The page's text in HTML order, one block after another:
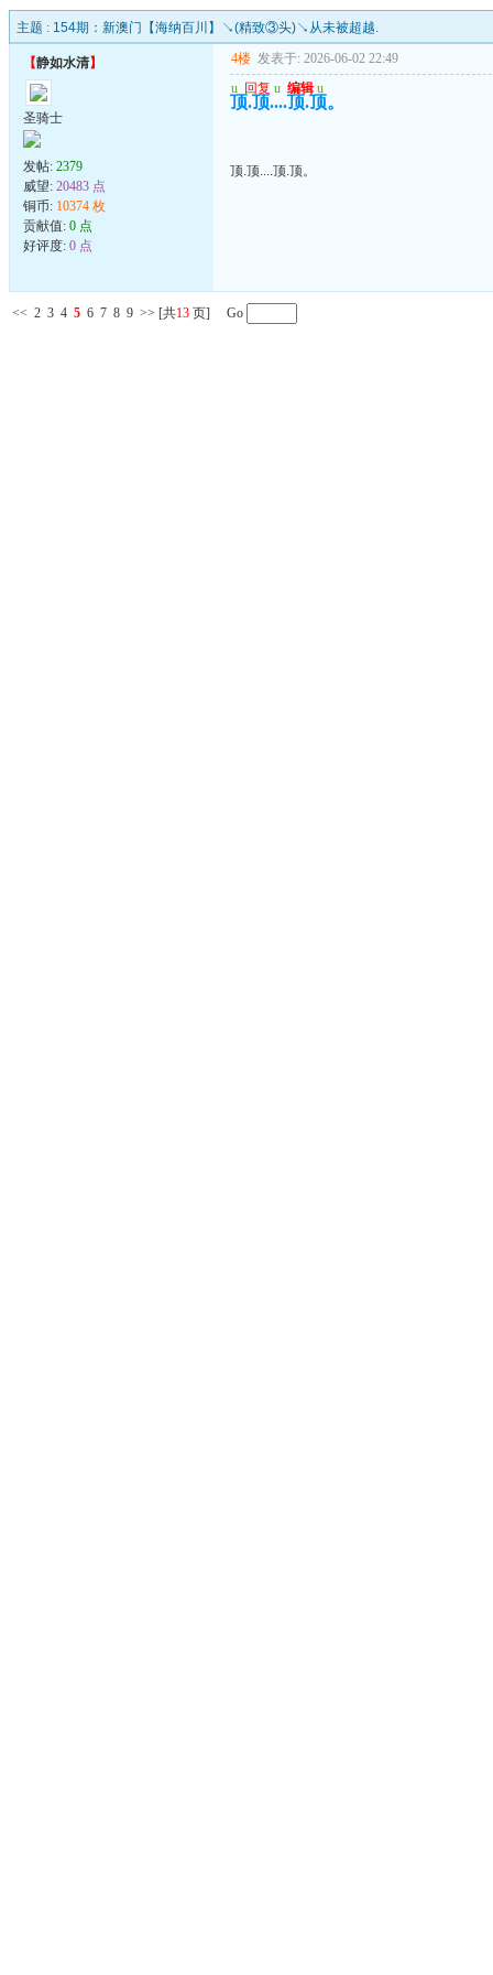
主题 : 154期：新澳门【海纳百川】↘(精致③头)↘从未被超越.
【静如水清】
圣骑士
发帖: 2379
威望: 20483 点
铜币: 10374 枚
贡献值: 0 点
好评度: 0 点
4楼 发表于: 2026-06-02 22:49
u 回复 u 编辑 u
顶.顶....顶.顶。
顶.顶....顶.顶。
<< 2 3 4 5 6 7 8 9 >> [共13 页] Go